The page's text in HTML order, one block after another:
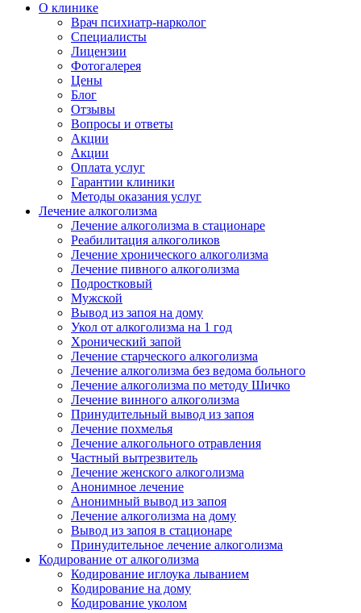
О клинике
Врач психиатр-нарколог
Специалисты
Лицензии
Фотогалерея
Цены
Блог
Отзывы
Вопросы и ответы
Акции
Акции
Оплата услуг
Гарантии клиники
Методы оказания услуг
Лечение алкоголизма
Лечение алкоголизма в стационаре
Реабилитация алкоголиков
Лечение хронического алкоголизма
Лечение пивного алкоголизма
Подростковый
Мужской
Вывод из запоя на дому
Укол от алкоголизма на 1 год
Хронический запой
Лечение старческого алкоголизма
Лечение алкоголизма без ведома больного
Лечение алкоголизма по методу Шичко
Лечение винного алкоголизма
Принудительный вывод из запоя
Лечение похмелья
Лечение алкогольного отравления
Частный вытрезвитель
Лечение женского алкоголизма
Анонимное лечение
Анонимный вывод из запоя
Лечение алкоголизма на дому
Вывод из запоя в стационаре
Принудительное лечение алкоголизма
Кодирование от алкоголизма
Кодирование иглоука лыванием
Кодирование на дому
Кодирование уколом